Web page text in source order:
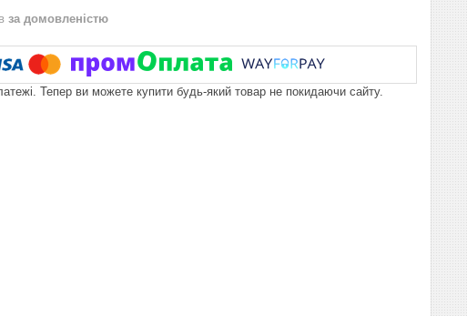
за домовленістю
Тепер ви можете купити будь-який товар не покидаючи сайту.